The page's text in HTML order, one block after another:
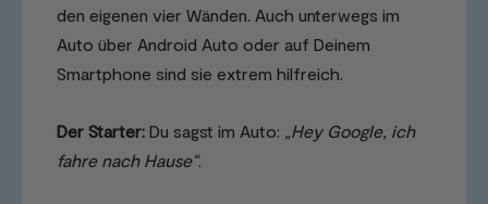
den eigenen vier Wänden. Auch unterwegs im
Auto über Android Auto oder auf Deinem
Smartphone sind sie extrem hilfreich.
Der Starter: Du sagst im Auto: „Hey Google, ich
fahre nach Hause“.